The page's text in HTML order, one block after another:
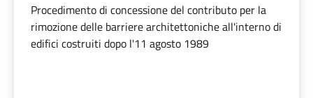
Procedimento di concessione del contributo per la
rimozione delle barriere architettoniche all'interno di
edifici costruiti dopo l'11 agosto 1989